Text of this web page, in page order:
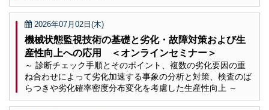
2026年07月02日(木)
機械状態監視技術の基礎と劣化・故障対策および生
産性向上への応用 ＜オンラインセミナー＞
～ 診断チェック手順とそのポイント、複数の劣化要因の重
ね合わせによって劣化加速する事象の分析と対策、検査のば
らつきや劣化確率密度分布変化を考慮した生産性向上 ～